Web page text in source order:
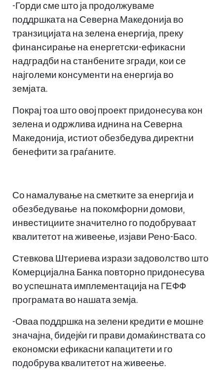
-Горди сме што ја продолжуваме
поддршката на Северна Македонија во
транзицијата на зелена енергија, преку
финансирање на енергетски-ефикасни
надградби на станбените згради, кои се
најголеми консументи на енергија во
земјата.
Покрај тоа што овој проект придонесува кон
зелена и одржлива иднина на Северна
Македонија, истиот обезбедува директни
бенефити за граѓаните.
Со намалување на сметките за енергија и
обезбедување на покомфорни домови,
инвестициите значително го подобруваат
квалитетот на живеење, изјави Рено-Басо.
Стевкова Штериева изрази задоволство што
Комерцијална Банка повторно придонесува
во успешната имплементација на ГЕФФ
програмата во нашата земја.
-Оваа поддршка на зелени кредити е мошне
значајна, бидејќи ги прави домаќинствата со
економски ефикасни капацитети и го
подобрува квалитетот на живеење.